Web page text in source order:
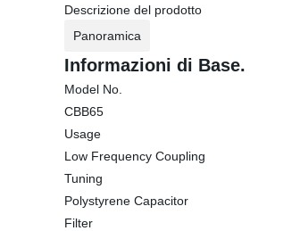
Descrizione del prodotto
Panoramica
Informazioni di Base.
Model No.
CBB65
Usage
Low Frequency Coupling
Tuning
Polystyrene Capacitor
Filter